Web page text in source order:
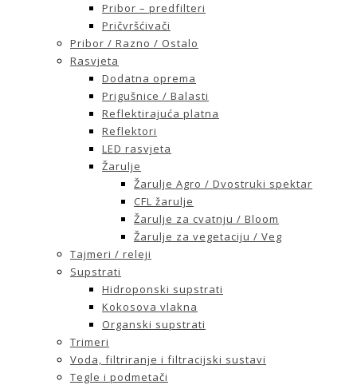
Pribor – predfilteri
Pričvršćivači
Pribor / Razno / Ostalo
Rasvjeta
Dodatna oprema
Prigušnice / Balasti
Reflektirajuća platna
Reflektori
LED rasvjeta
Žarulje
Žarulje Agro / Dvostruki spektar
CFL žarulje
Žarulje za cvatnju / Bloom
Žarulje za vegetaciju / Veg
Tajmeri / releji
Supstrati
Hidroponski supstrati
Kokosova vlakna
Organski supstrati
Trimeri
Voda, filtriranje i filtracijski sustavi
Tegle i podmetači